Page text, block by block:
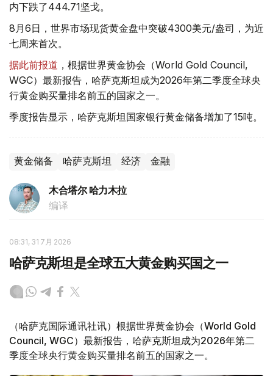
内下跌了444.71坚戈。
8月6日，世界市场现货黄金盘中突破4300美元/盎司，为近
七周来首次。
据此前报道 ，根据世界黄金协会（World Gold Council,
WGC）最新报告，哈萨克斯坦成为2026年第二季度全球央
行黄金购买量排名前五的国家之一。
季度报告显示，哈萨克斯坦国家银行黄金储备增加了15吨。
黄金储备 哈萨克斯坦 经济 金融
木合塔尔 哈力木拉
编译
08:31, 31 7月 2026
哈萨克斯坦是全球五大黄金购买国之一
（哈萨克国际通讯社讯）根据世界黄金协会（World Gold
Council, WGC）最新报告，哈萨克斯坦成为2026年第二
季度全球央行黄金购买量排名前五的国家之一。